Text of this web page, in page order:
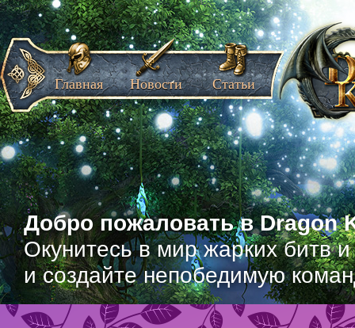
Добро пожаловать в Dragon
Окунитесь в мир жарких битв
и создайте непобедимую
Главная Новости Статьи